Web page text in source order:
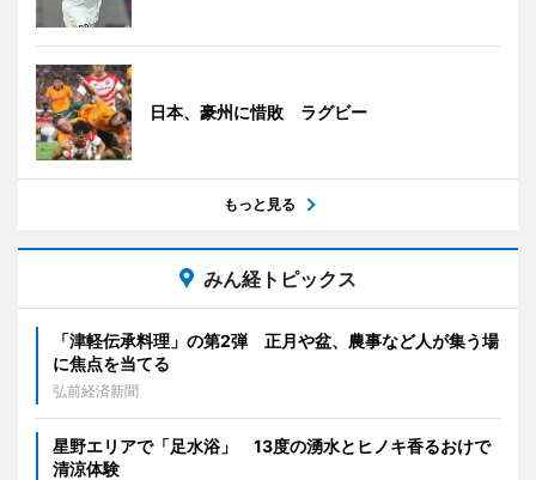
日本、豪州に惜敗 ラグビー
もっと見る
みん経トピックス
「津軽伝承料理」の第2弾 正月や盆、農事など人が集う場
に焦点を当てる
弘前経済新聞
星野エリアで「足水浴」 13度の湧水とヒノキ香るおけで
清涼体験